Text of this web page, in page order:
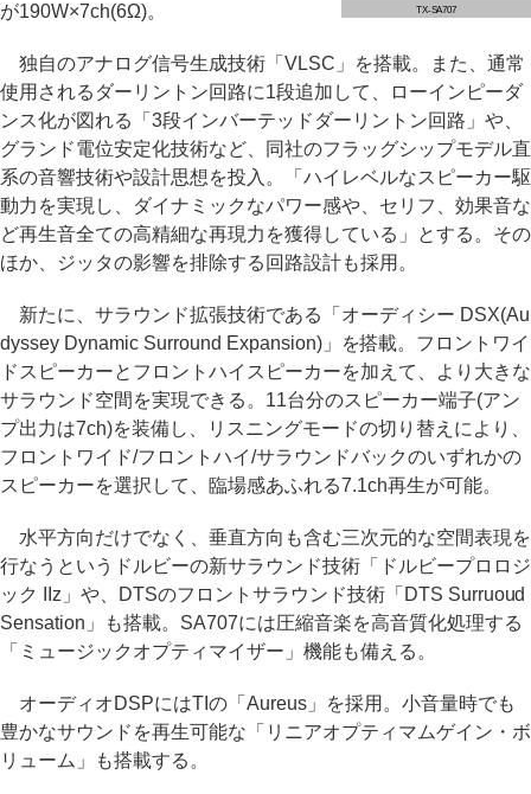
TX-SA707
が190W×7ch(6Ω)。
独自のアナログ信号生成技術「VLSC」を搭載。また、通常
使用されるダーリントン回路に1段追加して、ローインピーダ
ンス化が図れる「3段インバーテッドダーリントン回路」や、
グランド電位安定化技術など、同社のフラッグシップモデル直
系の音響技術や設計思想を投入。「ハイレベルなスピーカー駆
動力を実現し、ダイナミックなパワー感や、セリフ、効果音な
ど再生音全ての高精細な再現力を獲得している」とする。その
ほか、ジッタの影響を排除する回路設計も採用。
新たに、サラウンド拡張技術である「オーディシー DSX(Au
dyssey Dynamic Surround Expansion)」を搭載。フロントワイ
ドスピーカーとフロントハイスピーカーを加えて、より大きな
サラウンド空間を実現できる。11台分のスピーカー端子(アン
プ出力は7ch)を装備し、リスニングモードの切り替えにより、
フロントワイド/フロントハイ/サラウンドバックのいずれかの
スピーカーを選択して、臨場感あふれる7.1ch再生が可能。
水平方向だけでなく、垂直方向も含む三次元的な空間表現を
行なうというドルビーの新サラウンド技術「ドルビープロロジ
ック IIz」や、DTSのフロントサラウンド技術「DTS Surruoud
Sensation」も搭載。SA707には圧縮音楽を高音質化処理する
「ミュージックオプティマイザー」機能も備える。
オーディオDSPにはTIの「Aureus」を採用。小音量時でも
豊かなサウンドを再生可能な「リニアオプティマムゲイン・ボ
リューム」も搭載する。